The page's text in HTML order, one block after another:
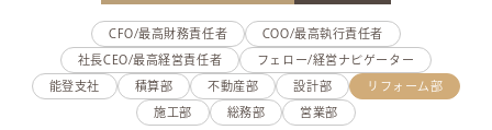
CFO/最高財務責任者 COO/最高執行責任者
社長CEO/最高経営責任者 フェロー/経営ナビゲーター
能登支社 積算部 不動産部 設計部 リフォーム部
施工部 総務部 営業部